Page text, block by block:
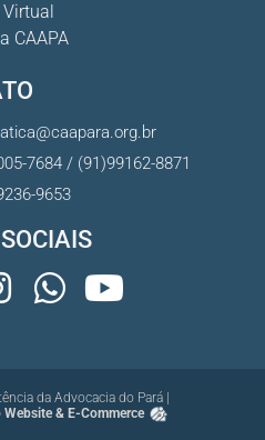
CAAPA
7684 / (91)99162-8871
9653
SOCIAIS
da Advocacia do Pará |
Website & E-Commerce